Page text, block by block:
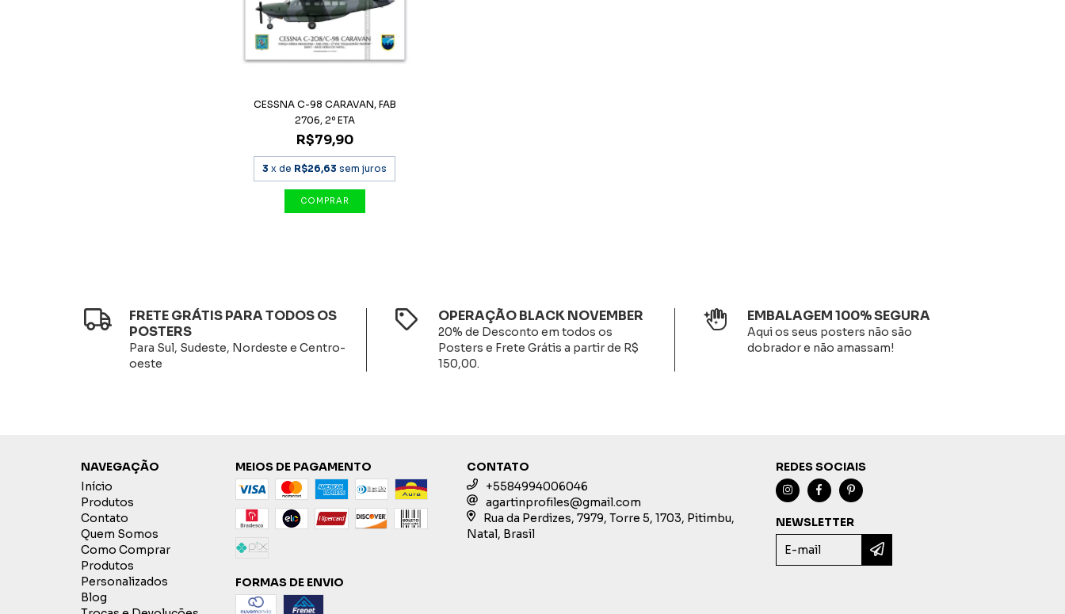
CESSNA C-98 CARAVAN, FAB
2706, 2º ETA
R$79,90
3 x de R$26,63 sem juros
FRETE GRÁTIS PARA TODOS OS
POSTERS
Para Sul, Sudeste, Nordeste e Centro-
oeste
OPERAÇÃO BLACK NOVEMBER
20% de Desconto em todos os
Posters e Frete Grátis a partir de R$
150,00.
EMBALAGEM 100% SEGURA
Aqui os seus posters não são
dobrador e não amassam!
NAVEGAÇÃO
Início
Produtos
Contato
Quem Somos
Como Comprar
Produtos
Personalizados
Blog
MEIOS DE PAGAMENTO
FORMAS DE ENVIO
CONTATO
+5584994006046
agartinprofiles@gmail.com
Rua da Perdizes, 7979, Torre 5, 1703, Pitimbu,
Natal, Brasil
REDES SOCIAIS
NEWSLETTER